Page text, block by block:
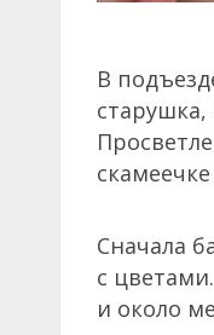
В
Сначала
с
и около